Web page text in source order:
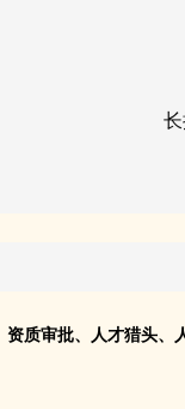
质审批、人才猎头